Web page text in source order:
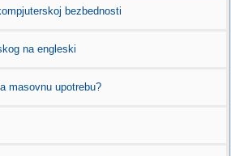
bezbednosti
na engleski
masovnu upotrebu?